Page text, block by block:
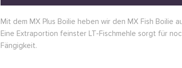
Mit dem MX Plus Boilie heben wir den MX Fish Boilie
Eine Extraportion feinster LT-Fischmehle sorgt für
Fängigkeit.